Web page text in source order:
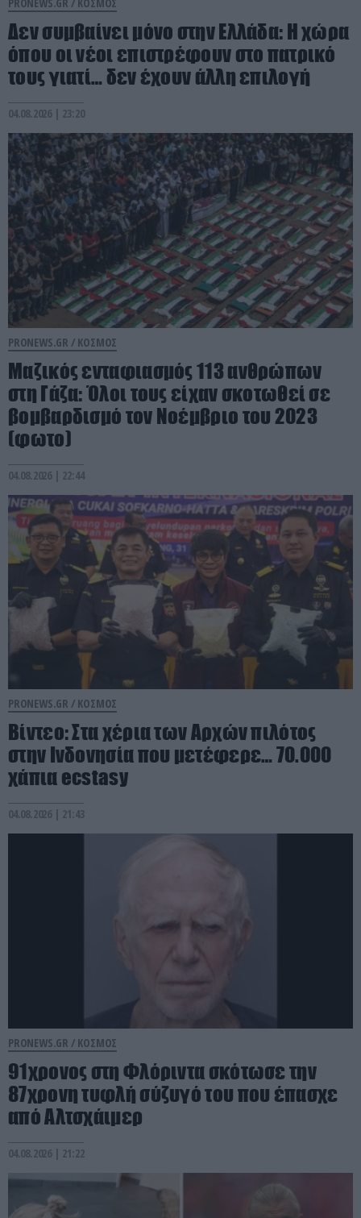
Δεν συμβαίνει μόνο στην Ελλάδα: Η χώρα
όπου οι νέοι επιστρέφουν στο πατρικό
τους γιατί… δεν έχουν άλλη επιλογή
04.08.2026 | 23:20
PRONEWS.GR / ΚΟΣΜΟΣ
Μαζικός ενταφιασμός 113 ανθρώπων
στη Γάζα: Όλοι τους είχαν σκοτωθεί σε
βομβαρδισμό τον Νοέμβριο του 2023
(φωτο)
04.08.2026 | 22:44
PRONEWS.GR / ΚΟΣΜΟΣ
Βίντεο: Στα χέρια των Αρχών πιλότος
στην Ινδονησία που μετέφερε… 70.000
χάπια ecstasy
04.08.2026 | 21:43
PRONEWS.GR / ΚΟΣΜΟΣ
91χρονος στη Φλόριντα σκότωσε την
87χρονη τυφλή σύζυγό του που έπασχε
από Αλτσχάιμερ
04.08.2026 | 21:22